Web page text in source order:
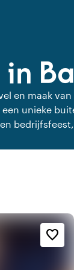
en maak
hier vind
favorite_border
en esthetiek
check_box_outline_blank
en ligging
water